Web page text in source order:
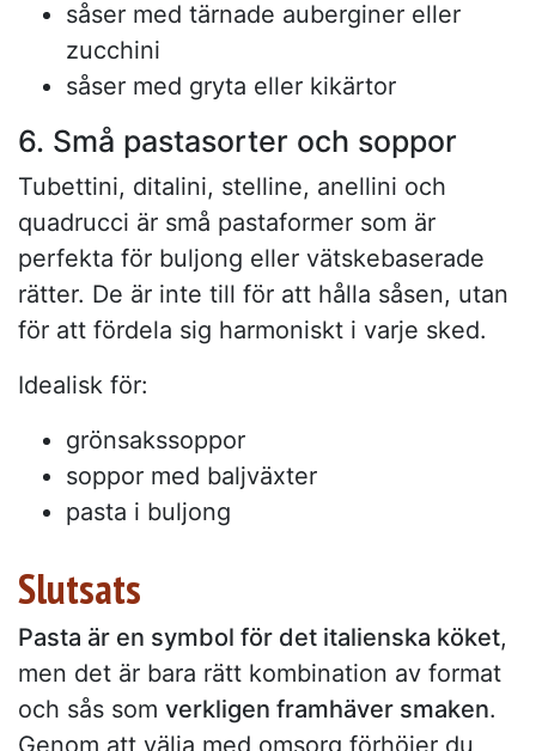
såser med tärnade auberginer eller
zucchini
såser med gryta eller kikärtor
6. Små pastasorter och soppor
Tubettini, ditalini, stelline, anellini och
quadrucci är små pastaformer som är
perfekta för buljong eller vätskebaserade
rätter. De är inte till för att hålla såsen, utan
för att fördela sig harmoniskt i varje sked.
Idealisk för:
grönsakssoppor
soppor med baljväxter
pasta i buljong
Slutsats
Pasta är en symbol för det italienska köket,
men det är bara rätt kombination av format
och sås som verkligen framhäver smaken.
Genom att välja med omsorg förhöjer du